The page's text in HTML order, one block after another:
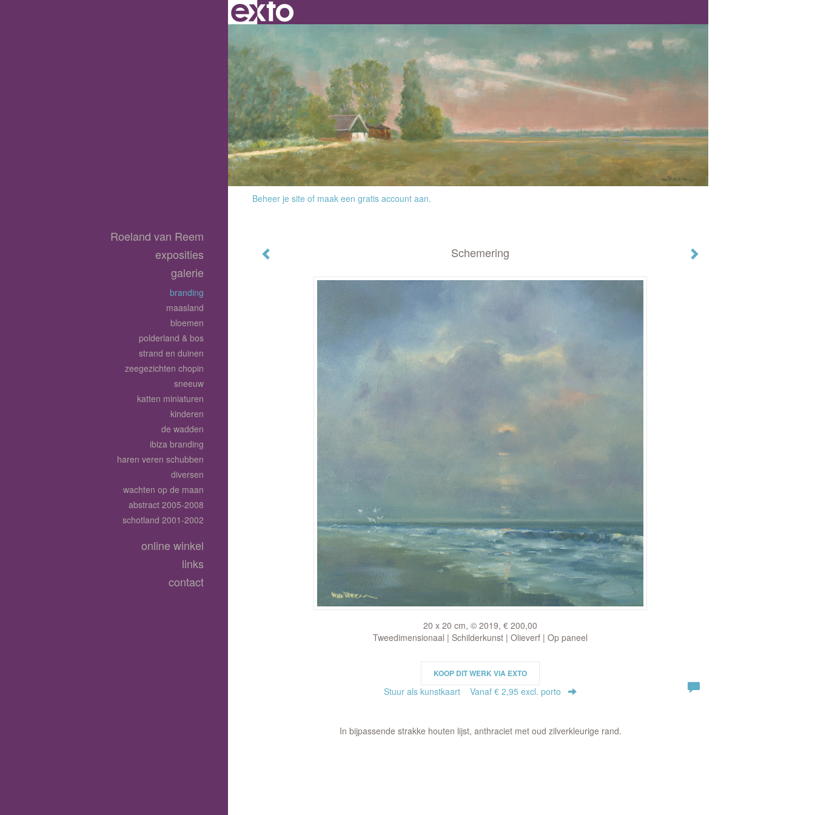
Beheer je site of maak een gratis account aan.
Schemering
20 x 20 cm, © 2019, € 200,00
Tweedimensionaal | Schilderkunst | Olieverf | Op paneel
KOOP DIT WERK VIA EXTO
Stuur als kunstkaart Vanaf € 2,95 excl. porto
In bijpassende strakke houten lijst, anthraciet met oud zilverkleurige rand.
Roeland van Reem
exposities
galerie
branding
maasland
bloemen
polderland & bos
strand en duinen
zeegezichten chopin
sneeuw
katten miniaturen
kinderen
de wadden
ibiza branding
haren veren schubben
diversen
wachten op de maan
abstract 2005-2008
schotland 2001-2002
online winkel
links
contact